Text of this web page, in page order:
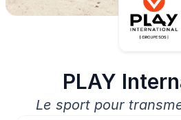
PLAY
Le sport pour